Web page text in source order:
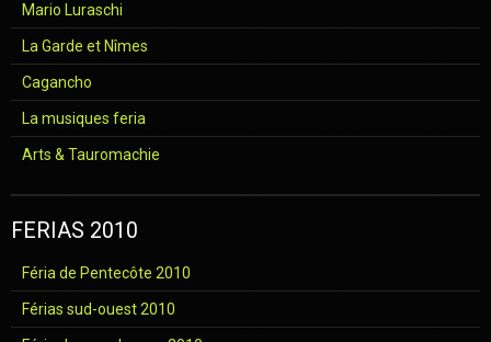
Mario Luraschi
La Garde et Nîmes
Cagancho
La musiques feria
Arts & Tauromachie
FERIAS 2010
Féria de Pentecôte 2010
Férias sud-ouest 2010